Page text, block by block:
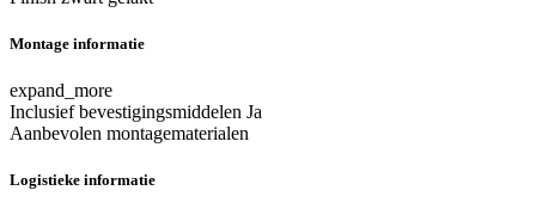
Montage informatie
expand_more
Inclusief bevestigingsmiddelen Ja
Aanbevolen montagematerialen
Logistieke informatie